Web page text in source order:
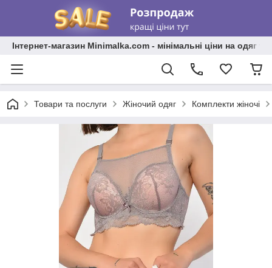
Інтернет-магазин Minimalka.com - мінімальні ціни на одяг
Товари та послуги Жіночий одяг Комплекти жіночі